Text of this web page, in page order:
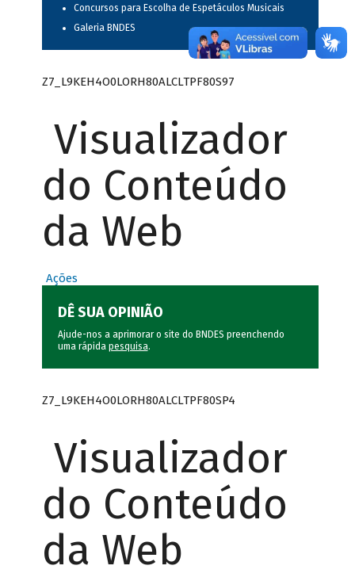
Concursos para Escolha de Espetáculos Musicais
Galeria BNDES
Z7_L9KEH4O0LORH80ALCLTPF80S97
Visualizador
do Conteúdo
da Web
Ações
DÊ SUA OPINIÃO
Ajude-nos a aprimorar o site do BNDES preenchendo
uma rápida pesquisa.
Z7_L9KEH4O0LORH80ALCLTPF80SP4
Visualizador
do Conteúdo
da Web